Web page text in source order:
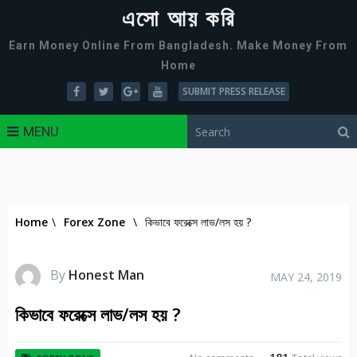
এসো আয় করি
Earn Money Online From Bangladesh. Make Money From
Home
SUBMIT PRESS RELEASE
MENU
Home \ Forex Zone \ কিভাবে ফরেক্সে লাভ/লস হয় ?
By Honest Man MAY 24, 2019
কিভাবে ফরেক্সে লাভ/লস হয় ?